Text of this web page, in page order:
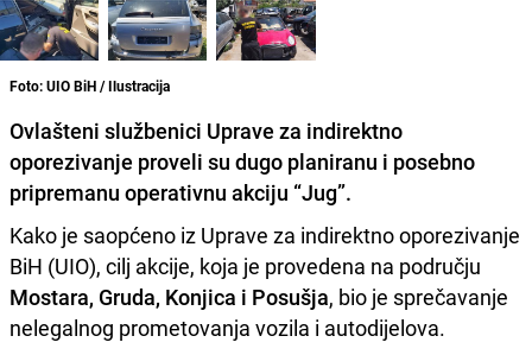
Foto: UIO BiH / Ilustracija
Ovlašteni službenici Uprave za indirektno
oporezivanje proveli su dugo planiranu i posebno
pripremanu operativnu akciju “Jug”.
Kako je saopćeno iz Uprave za indirektno oporezivanje
BiH (UIO), cilj akcije, koja je provedena na području
Mostara, Gruda, Konjica i Posušja, bio je sprečavanje
nelegalnog prometovanja vozila i autodijelova.